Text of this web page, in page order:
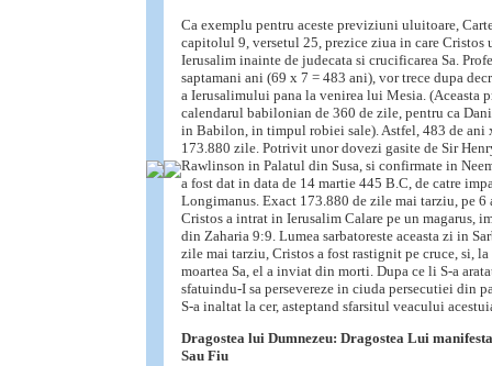
Ca exemplu pentru aceste previziuni uluitoare,
capitolul 9, versetul 25, prezice ziua in care Cristos
Ierusalim inainte de judecata si crucificarea Sa.
saptamani ani (69 x 7 = 483 ani), vor trece dupa
a Ierusalimului pana la venirea lui Mesia. (Aceasta
calendarul babilonian de 360 de zile, pentru ca
in Babilon, in timpul robiei sale). Astfel, 483 de ani
173.880 zile. Potrivit unor dovezi gasite de Sir
Rawlinson in Palatul din Susa, si confirmate in
a fost dat in data de 14 martie 445 B.C, de catre
Longimanus. Exact 173.880 de zile mai tarziu, pe 6
Cristos a intrat in Ierusalim Calare pe un magarus,
din Zaharia 9:9. Lumea sarbatoreste aceasta zi in
zile mai tarziu, Cristos a fost rastignit pe cruce, si,
moartea Sa, el a inviat din morti. Dupa ce li S-a
sfatuindu-I sa persevereze in ciuda persecutiei din
S-a inaltat la cer, asteptand sfarsitul veacului
Dragostea lui Dumnezeu: Dragostea Lui
Sau Fiu